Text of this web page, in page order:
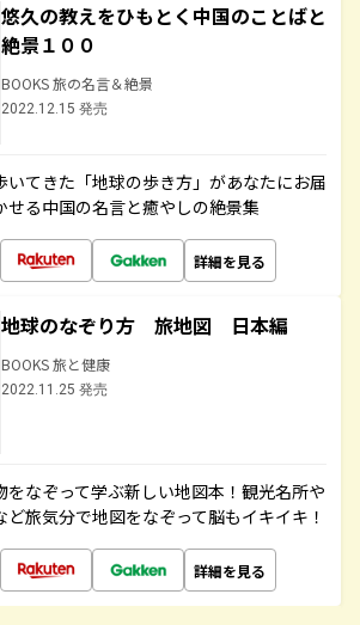
悠久の教えをひもとく中国のことばと
絶景１００
BOOKS 旅の名言＆絶景
2022.12.15 発売
いてきた「地球の歩き方」があなたにお届
せる中国の名言と癒やしの絶景集
詳細を見る
地球のなぞり方 旅地図 日本編
BOOKS 旅と健康
2022.11.25 発売
をなぞって学ぶ新しい地図本！観光名所や
旅気分で地図をなぞって脳もイキイキ！
詳細を見る